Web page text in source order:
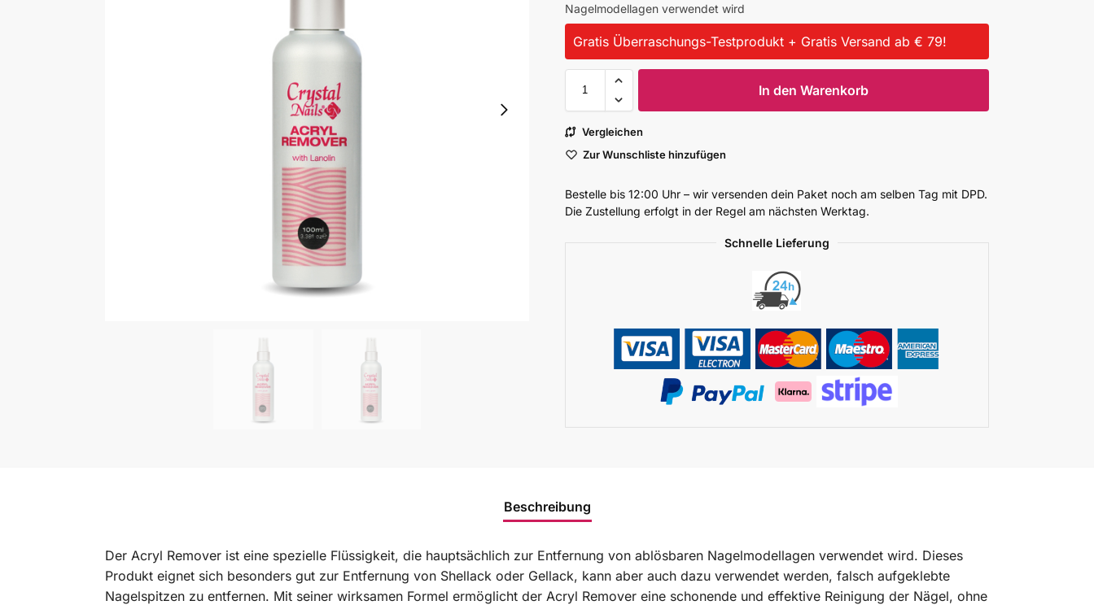
Nagelmodellagen verwendet wird
Gratis Überraschungs-Testprodukt + Gratis Versand ab € 79!
In den Warenkorb
Vergleichen
Zur Wunschliste hinzufügen
Bestelle bis 12:00 Uhr – wir versenden dein Paket noch am selben Tag mit DPD.
Die Zustellung erfolgt in der Regel am nächsten Werktag.
Schnelle Lieferung
Beschreibung
Der Acryl Remover ist eine spezielle Flüssigkeit, die hauptsächlich zur Entfernung von ablösbaren Nagelmodellagen verwendet wird. Dieses
Produkt eignet sich besonders gut zur Entfernung von Shellack oder Gellack, kann aber auch dazu verwendet werden, falsch aufgeklebte
Nagelspitzen zu entfernen. Mit seiner wirksamen Formel ermöglicht der Acryl Remover eine schonende und effektive Reinigung der Nägel, ohne